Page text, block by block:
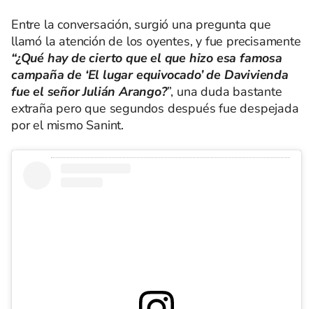
Entre la conversación, surgió una pregunta que
llamó la atención de los oyentes, y fue precisamente
“¿Qué hay de cierto que el que hizo esa famosa
campaña de ‘El lugar equivocado’ de Davivienda
fue el señor Julián Arango?”, una duda bastante
extraña pero que segundos después fue despejada
por el mismo Sanint.